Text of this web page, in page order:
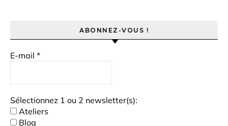
ABONNEZ-VOUS !
E-mail *
Sélectionnez 1 ou 2 newsletter(s):
Ateliers
Blog